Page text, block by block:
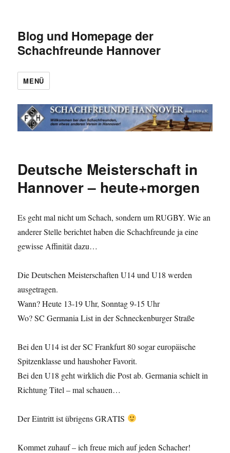
Blog und Homepage der
Schachfreunde Hannover
MENÜ
Deutsche Meisterschaft in
Hannover – heute+morgen
Es geht mal nicht um Schach, sondern um RUGBY. Wie an
anderer Stelle berichtet haben die Schachfreunde ja eine
gewisse Affinität dazu…
Die Deutschen Meisterschaften U14 und U18 werden
ausgetragen.
Wann? Heute 13-19 Uhr, Sonntag 9-15 Uhr
Wo? SC Germania List in der Schneckenburger Straße
Bei den U14 ist der SC Frankfurt 80 sogar europäische
Spitzenklasse und haushoher Favorit.
Bei den U18 geht wirklich die Post ab. Germania schielt in
Richtung Titel – mal schauen…
Der Eintritt ist übrigens GRATIS
Kommet zuhauf – ich freue mich auf jeden Schacher!